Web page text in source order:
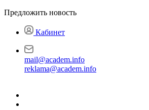
Предложить новость
Кабинет
mail@academ.info
reklama@academ.info